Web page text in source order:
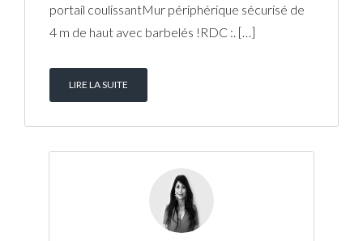
portail coulissantMur périphérique sécurisé de
4 m de haut avec barbelés !RDC :. […]
LIRE LA SUITE